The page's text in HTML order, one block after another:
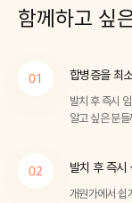
함께하고 싶
01 합병증을 최
발치 후 즉시
알고 싶은 분
02 발치 후 즉시
개원가에서 쉽